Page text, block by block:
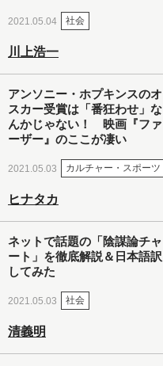
2021.05.04 社会
川上浩一
アンソニー・ホプキンスのオ
スカー受賞は「番狂わせ」な
んかじゃない！ 映画『ファ
ーザー』のここが凄い
2021.05.03 カルチャー・スポーツ
ヒナタカ
ネットで話題の「陰謀論チャ
ート」を徹底解説＆日本語訳
してみた
2021.05.03 社会
清義明